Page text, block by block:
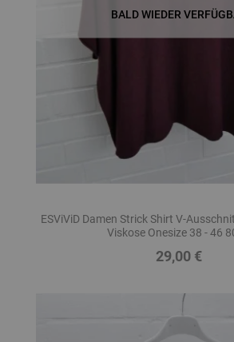
BALD WIEDER
ESViViD Damen Strick Shirt V-
Viskose Onesize 38 - 46
Preis
29,00 €